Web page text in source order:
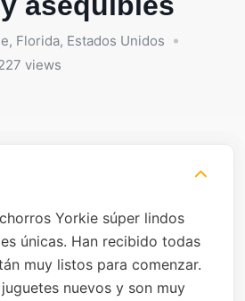
, Florida, Estados Unidos
views
Yorkie súper lindos
únicas. Han recibido todas
muy listos para comenzar.
nuevos y son muy